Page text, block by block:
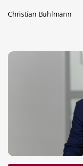
Christian Bühlmann